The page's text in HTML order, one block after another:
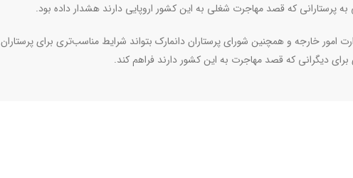
به پرستارانی که قصد مهاجرت شغلی به این کشور اروپایی دارند هشدار داده بود.
امور خارجه و همچنین شورای پرستاران دانمارک بتواند شرایط مناسب‌تری برای پرستاران
دیگرانی که قصد مهاجرت به این کشور دارند فراهم کند.